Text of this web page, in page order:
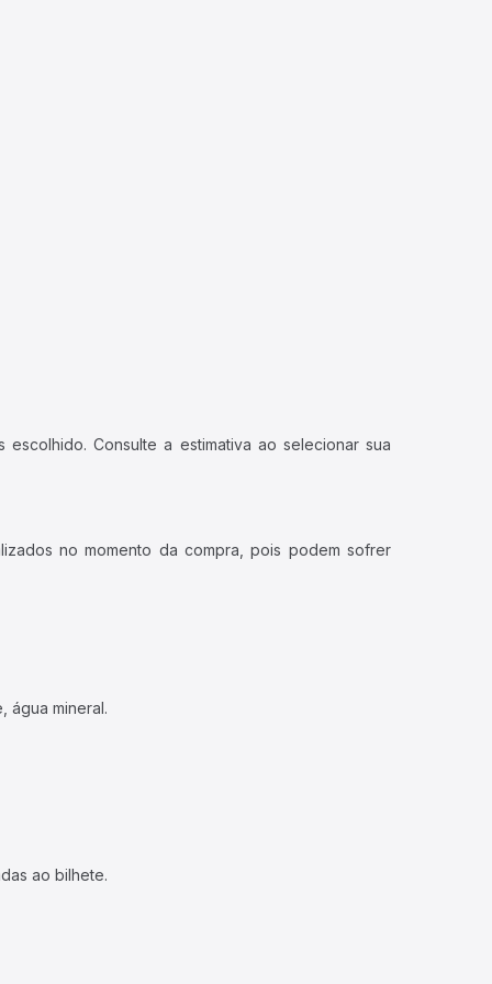
Consulte a estimativa ao selecionar sua
no momento da compra, pois podem sofrer
água mineral.
ao bilhete.